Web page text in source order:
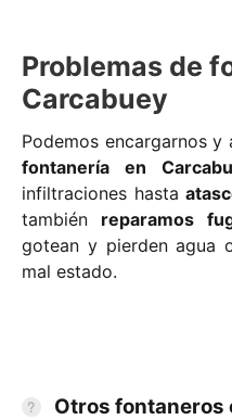
Problemas de
Carcabuey
Podemos encargarnos
fontanería en
infiltraciones hasta
también reparamos
gotean y pierden agua
mal estado.
Otros fontaneros